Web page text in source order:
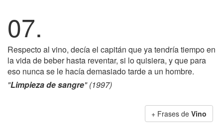
07.
Respecto al vino, decía el capitán que ya tendría tiempo en
la vida de beber hasta reventar, si lo quisiera, y que para
eso nunca se le hacía demasiado tarde a un hombre.
"Limpieza de sangre" (1997)
+ Frases de Vino